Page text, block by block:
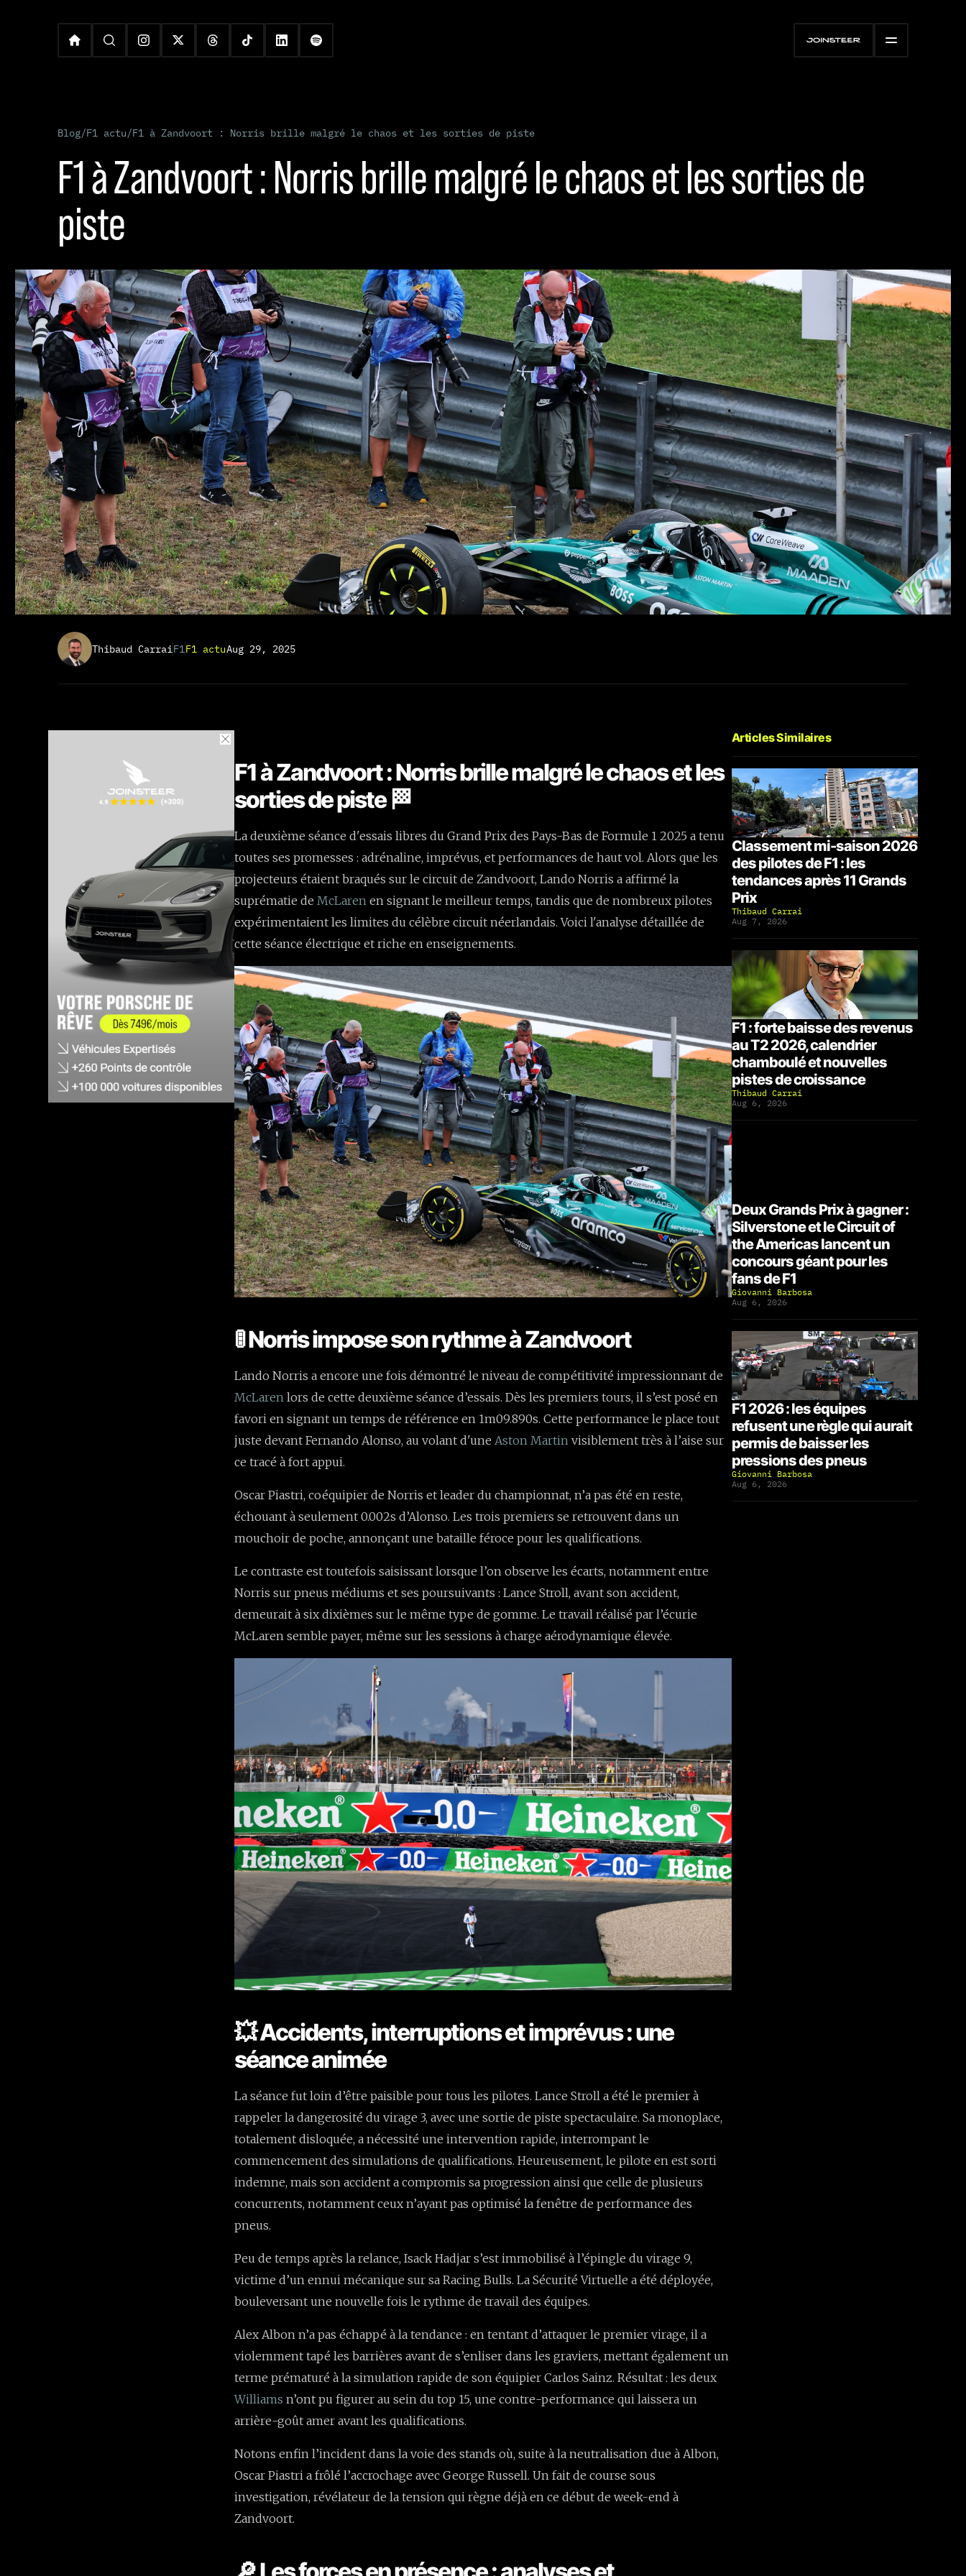
Blog/F1 actu/F1 à Zandvoort : Norris brille malgré le chaos et les sorties de piste
F1 à Zandvoort : Norris brille malgré le chaos et les sorties de
piste
Thibaud Carrai F1 F1 actuAug 29, 2025
F1 à Zandvoort : Norris brille malgré le chaos et les
sorties de piste 🏁
La deuxième séance d'essais libres du Grand Prix des Pays-Bas de Formule 1 2025 a tenu
toutes ses promesses : adrénaline, imprévus, et performances de haut vol. Alors que les
projecteurs étaient braqués sur le circuit de Zandvoort, Lando Norris a affirmé la
suprématie deMcLaren en signant le meilleur temps, tandis que de nombreux pilotes
expérimentaient les limites du célèbre circuit néerlandais. Voici l'analyse détaillée de
cette séance électrique et riche en enseignements.
🚦 Norris impose son rythme à Zandvoort
Lando Norris a encore une fois démontré le niveau de compétitivité impressionnant de
McLaren lors de cette deuxième séance d’essais. Dès les premiers tours, il s’est posé en
favori en signant un temps de référence en 1m09.890s. Cette performance le place tout
juste devant Fernando Alonso, au volant d'uneAston Martin visiblement très à l’aise sur
ce tracé à fort appui.
Oscar Piastri, coéquipier de Norris et leader du championnat, n’a pas été en reste,
échouant à seulement 0.002s d’Alonso. Les trois premiers se retrouvent dans un
mouchoir de poche, annonçant une bataille féroce pour les qualifications.
Le contraste est toutefois saisissant lorsque l’on observe les écarts, notamment entre
Norris sur pneus médiums et ses poursuivants : Lance Stroll, avant son accident,
demeurait à six dixièmes sur le même type de gomme. Le travail réalisé par l’écurie
McLaren semble payer, même sur les sessions à charge aérodynamique élevée.
💥 Accidents, interruptions et imprévus : une
séance animée
La séance fut loin d’être paisible pour tous les pilotes. Lance Stroll a été le premier à
rappeler la dangerosité du virage 3, avec une sortie de piste spectaculaire. Sa monoplace,
totalement disloquée, a nécessité une intervention rapide, interrompant le
commencement des simulations de qualifications. Heureusement, le pilote en est sorti
indemne, mais son accident a compromis sa progression ainsi que celle de plusieurs
concurrents, notamment ceux n’ayant pas optimisé la fenêtre de performance des
pneus.
Peu de temps après la relance, Isack Hadjar s’est immobilisé à l’épingle du virage 9,
victime d’un ennui mécanique sur sa Racing Bulls. La Sécurité Virtuelle a été déployée,
bouleversant une nouvelle fois le rythme de travail des équipes.
Alex Albon n’a pas échappé à la tendance : en tentant d’attaquer le premier virage, il a
violemment tapé les barrières avant de s’enliser dans les graviers, mettant également un
terme prématuré à la simulation rapide de son équipier Carlos Sainz. Résultat : les deux
Williams n’ont pu figurer au sein du top 15, une contre-performance qui laissera un
arrière-goût amer avant les qualifications.
Notons enfin l’incident dans la voie des stands où, suite à la neutralisation due à Albon,
Oscar Piastri a frôlé l’accrochage avec George Russell. Un fait de course sous
investigation, révélateur de la tension qui règne déjà en ce début de week-end à
Zandvoort.
Articles Similaires
Classement mi-saison 2026
des pilotes de F1 : les
tendances après 11 Grands
Prix
Thibaud Carrai
Aug 7, 2026
F1 : forte baisse des revenus
au T2 2026, calendrier
chamboulé et nouvelles
pistes de croissance
Thibaud Carrai
Aug 6, 2026
Deux Grands Prix à gagner :
Silverstone et le Circuit of
the Americas lancent un
concours géant pour les
fans de F1
Giovanni Barbosa
Aug 6, 2026
F1 2026 : les équipes
refusent une règle qui aurait
permis de baisser les
pressions des pneus
Giovanni Barbosa
Aug 6, 2026